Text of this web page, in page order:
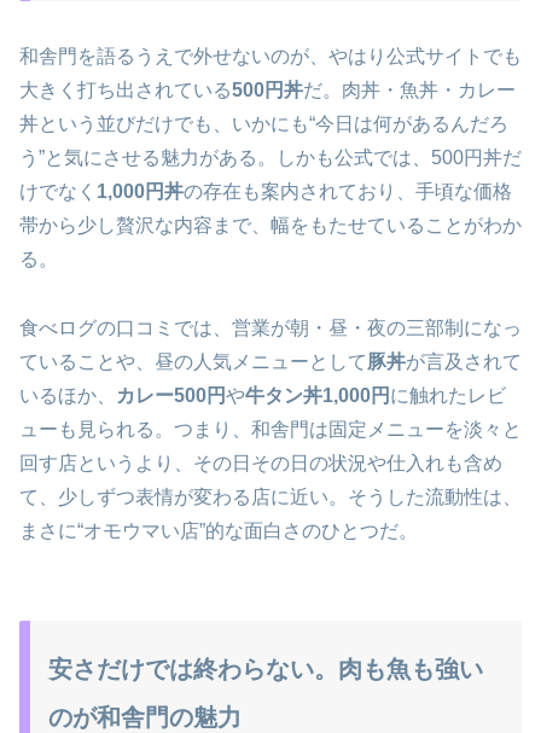
和舎門を語るうえで外せないのが、やはり公式サイトでも
大きく打ち出されている500円丼だ。肉丼・魚丼・カレー
丼という並びだけでも、いかにも“今日は何があるんだろ
う”と気にさせる魅力がある。しかも公式では、500円丼だ
けでなく 1,000円丼の存在も案内されており、手頃な価格
帯から少し贅沢な内容まで、幅をもたせていることがわか
る。
食べログの口コミでは、営業が朝・昼・夜の三部制になっ
ていることや、昼の人気メニューとして豚丼が言及されて
いるほか、
カレー500円や牛タン丼1,000円 に触れたレビ
ューも見られる。つまり、和舎門は固定メニューを淡々と
回す店というより、その日その日の状況や仕入れも含め
て、少しずつ表情が変わる店に近い。そうした流動性は、
まさに“オモウマい店”的な面白さのひとつだ。
安さだけでは終わらない。肉も魚も強い
のが和舎門の魅力